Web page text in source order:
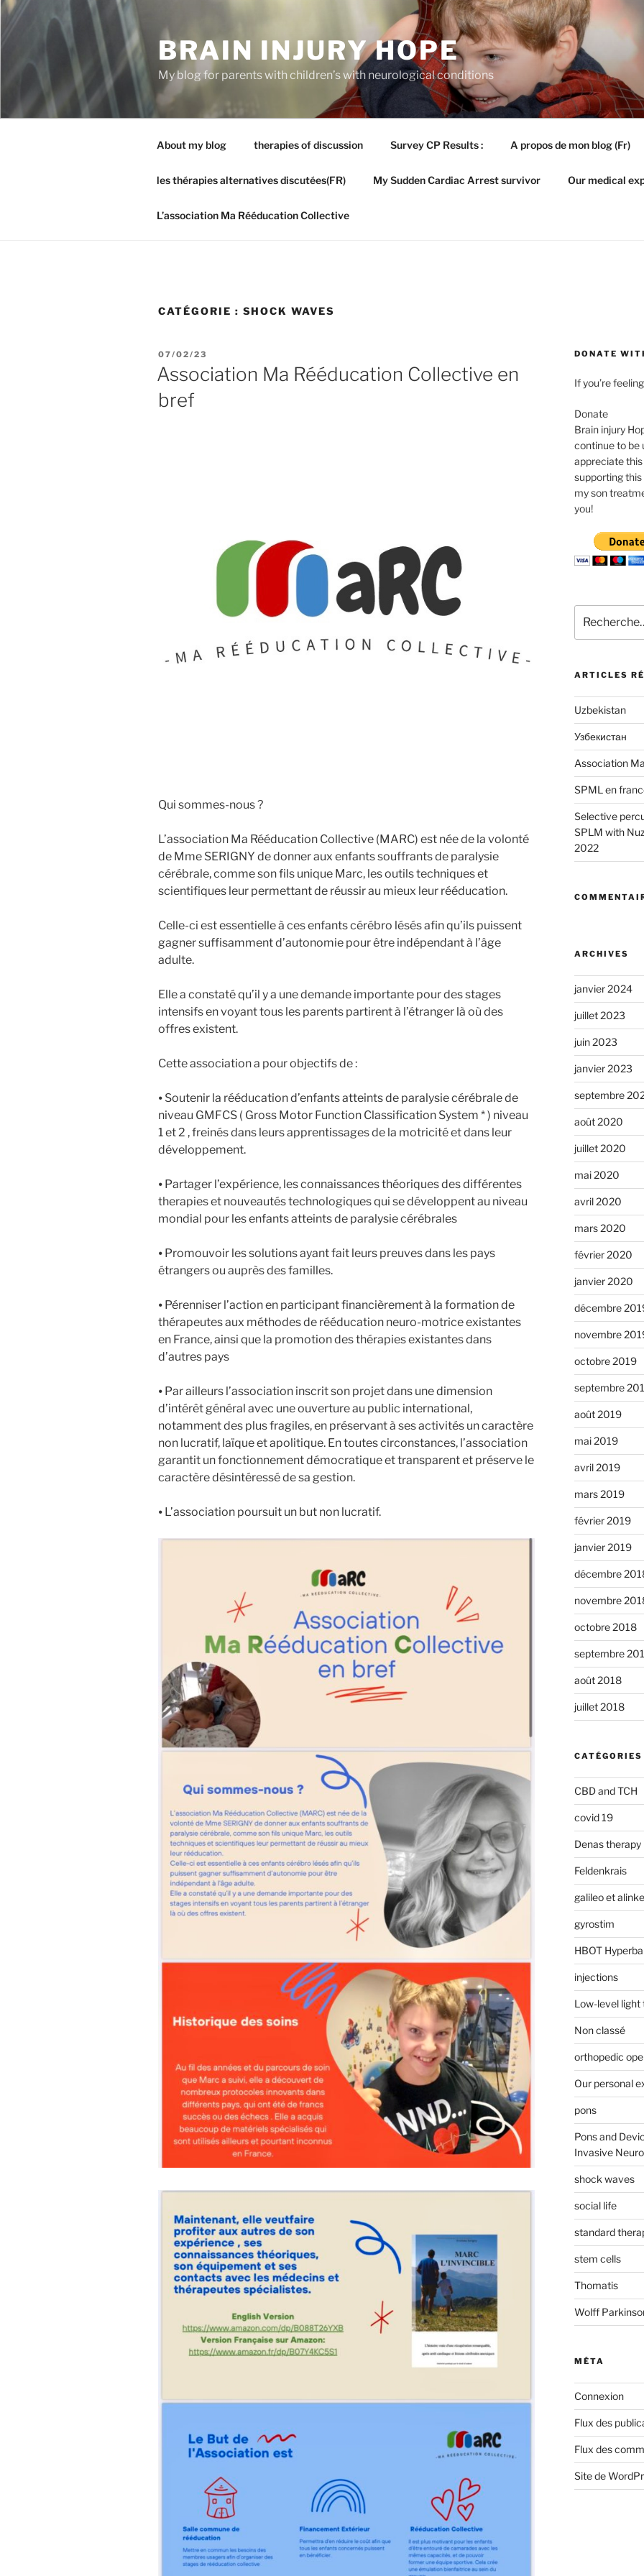
Aller
BRAIN INJURY HOPE
My blog for parents with children’s with neurological conditions
About my blog therapies of discussion Survey CP Results : A propos de mon blog (Fr)
les thérapies alternatives discutées(FR) My Sudden Cardiac Arrest survivor Our medical
L’association Ma Rééducation Collective
CATÉGORIE : SHOCK WAVES
PUBLIÉ
LE
07/02/23
Association Ma Rééducation Collective en
bref
Qui sommes-nous ?
L’association Ma Rééducation Collective (MARC) est née de la volonté
de Mme SERIGNY de donner aux enfants souffrants de paralysie
cérébrale, comme son fils unique Marc, les outils techniques et
scientifiques leur permettant de réussir au mieux leur rééducation.
Celle-ci est essentielle à ces enfants cérébro lésés afin qu’ils puissent
gagner suffisamment d’autonomie pour être indépendant à l’âge
adulte.
Elle a constaté qu’il y a une demande importante pour des stages
intensifs en voyant tous les parents partirent à l’étranger là où des
offres existent.
Cette association a pour objectifs de :
⦁ Soutenir la rééducation d’enfants atteints de paralysie cérébrale de
niveau GMFCS ( Gross Motor Function Classification System * ) niveau
1 et 2 , freinés dans leurs apprentissages de la motricité et dans leur
développement.
⦁ Partager l’expérience, les connaissances théoriques des différentes
therapies et nouveautés technologiques qui se développent au niveau
mondial pour les enfants atteints de paralysie cérébrales
⦁ Promouvoir les solutions ayant fait leurs preuves dans les pays
étrangers ou auprès des familles.
⦁ Pérenniser l’action en participant financièrement à la formation de
thérapeutes aux méthodes de rééducation neuro-motrice existantes
en France, ainsi que la promotion des thérapies existantes dans
d’autres pays
⦁ Par ailleurs l’association inscrit son projet dans une dimension
d’intérêt général avec une ouverture au public international,
notamment des plus fragiles, en préservant à ses activités un caractère
non lucratif, laïque et apolitique. En toutes circonstances, l’association
garantit un fonctionnement démocratique et transparent et préserve le
caractère désintéressé de sa gestion.
⦁ L’association poursuit un but non lucratif.
DONATE
If you’re
Donate
Brain injury
continue to be
appreciate
supporting
my son
you!
pour
:
ARTICLES
Uzbekistan
Узбекистан
Association
SPML en
Selective
SPLM with
2022
ARCHIVES
janvier 2024
juillet 2023
juin 2023
janvier 2023
septembre
août 2020
juillet 2020
mai 2020
avril 2020
mars 2020
février 2020
janvier 2020
décembre
novembre
octobre 2019
septembre
août 2019
mai 2019
avril 2019
mars 2019
février 2019
janvier 2019
décembre
novembre
octobre 2018
septembre
août 2018
juillet 2018
CATÉGORIES
CBD and TCH
covid 19
Denas therapy
Feldenkrais
galileo et
gyrostim
HBOT
injections
Low-level light
Non classé
orthopedic
Our personal
pons
Pons and
Invasive
shock waves
social life
standard
stem cells
Thomatis
Wolff
MÉTA
Connexion
Flux des
Flux des
Site de